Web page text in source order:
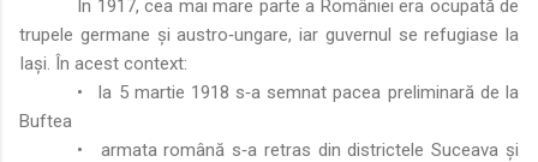
În 1917, cea mai mare parte a României era ocupată de
trupele germane și austro‑ungare, iar guvernul se refugiase la
Iași. În acest context:
•
la 5 martie 1918 s‑a semnat pacea preliminară de la
Buftea
•
armata română s‑a retras din districtele Suceava și